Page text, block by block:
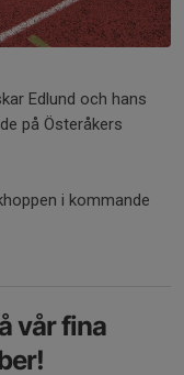
Edlund och hans
på Österåkers
i kommande
vår fina